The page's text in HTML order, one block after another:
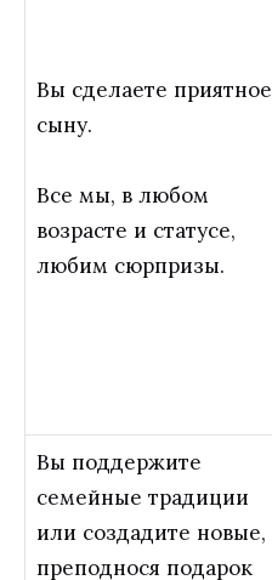
Вы сделаете приятное
сыну.
Все мы, в любом
возрасте и статусе,
любим сюрпризы.
Вы поддержите
семейные традиции
или создадите новые,
преподнося подарок